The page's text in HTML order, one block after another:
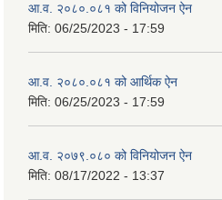
आ.व. २०८०.०८१ को विनियोजन ऐन
मिति: 06/25/2023 - 17:59
आ.व. २०८०.०८१ को आर्थिक ऐन
मिति: 06/25/2023 - 17:59
आ.व. २०७९.०८० को विनियोजन ऐन
मिति: 08/17/2022 - 13:37